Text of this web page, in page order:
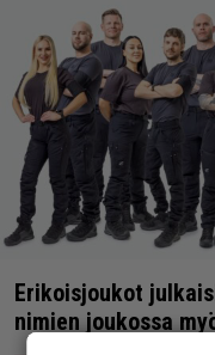
Erikoisjoukot
nimien joukossa